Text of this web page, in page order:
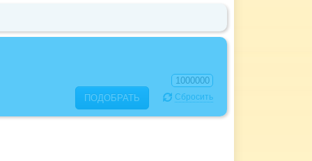
Сбросить
ПОДОБРАТЬ